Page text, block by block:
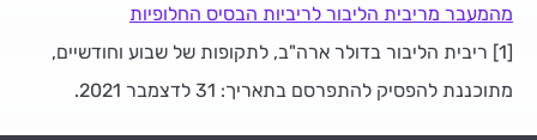
מהמעבר מריבית הליבור לריביות הבסיס החלופיות
[1] ריבית הליבור בדולר ארה"ב, לתקופות של שבוע וחודשיים,
מתוכננת להפסיק להתפרסם בתאריך: 31 לדצמבר 2021.